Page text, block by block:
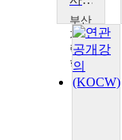
부산
가톨
릭대
학교
배